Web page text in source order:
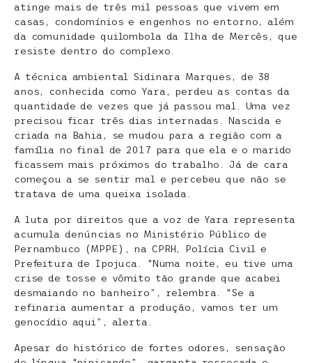
atinge mais de três mil pessoas que vivem em
casas, condomínios e engenhos no entorno, além
da comunidade quilombola da Ilha de Mercês, que
resiste dentro do complexo.
A técnica ambiental Sidinara Marques, de 38
anos, conhecida como Yara, perdeu as contas da
quantidade de vezes que já passou mal. Uma vez
precisou ficar três dias internadas. Nascida e
criada na Bahia, se mudou para a região com a
família no final de 2017 para que ela e o marido
ficassem mais próximos do trabalho. Já de cara
começou a se sentir mal e percebeu que não se
tratava de uma queixa isolada.
A luta por direitos que a voz de Yara representa
acumula denúncias no Ministério Público de
Pernambuco (MPPE), na CPRH, Polícia Civil e
Prefeitura de Ipojuca. “Numa noite, eu tive uma
crise de tosse e vômito tão grande que acabei
desmaiando no banheiro”, relembra. “Se a
refinaria aumentar a produção, vamos ter um
genocídio aqui”, alerta.
Apesar do histórico de fortes odores, sensação